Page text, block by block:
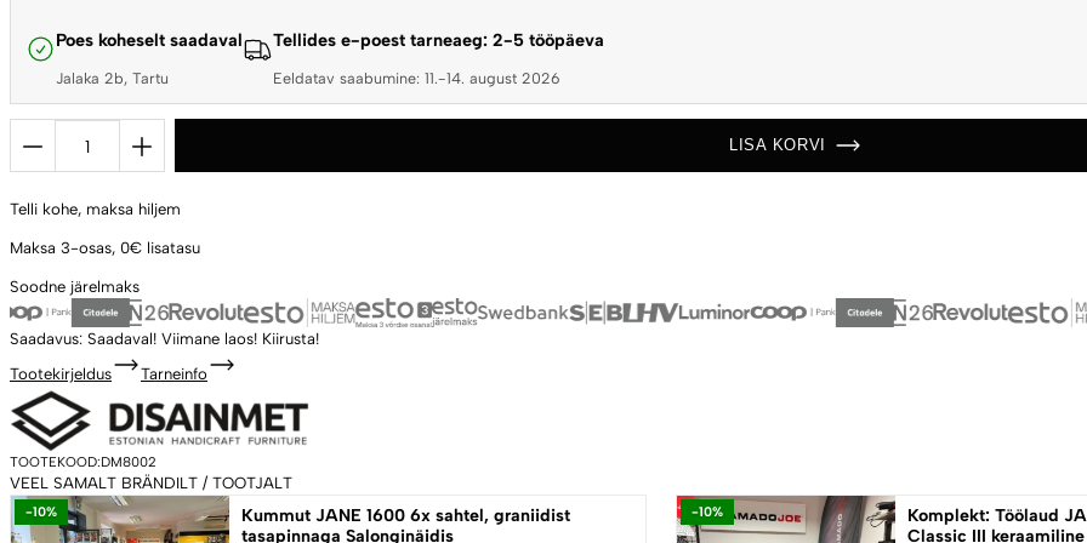
Poes koheselt saadaval
Jalaka 2b, Tartu
Tellides e-poest tarneaeg: 2-5 tööpäeva
Eeldatav saabumine: 11.-14. august 2026
/
serveerimislaud
söegrillidele
termosaarest
viimistlusega
kogus
LISA KORVI
Telli kohe, maksa hiljem
Maksa 3-osas, 0€ lisatasu
Soodne järelmaks
Saadavus: Saadaval! Viimane laos! Kiirusta!
Tootekirjeldus
Tarneinfo
TOOTEKOOD:DM8002
VEEL SAMALT BRÄNDILT / TOOTJALT
-10%
Kummut JANE 1600 6x sahtel, graniidist
tasapinnaga Salonginäidis
-10%
Komplekt: Töölaud
Classic III